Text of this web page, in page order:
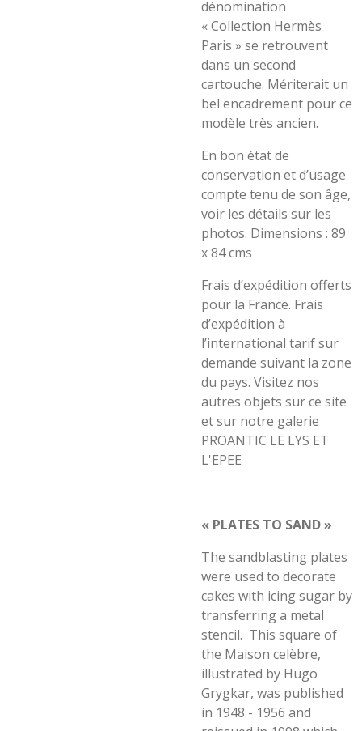
dénomination
« Collection Hermès
Paris » se retrouvent
dans un second
cartouche. Mériterait un
bel encadrement pour ce
modèle très ancien.
En bon état de
conservation et d’usage
compte tenu de son âge,
voir les détails sur les
photos. Dimensions : 89
x 84 cms
Frais d’expédition offerts
pour la France. Frais
d’expédition à
l’international tarif sur
demande suivant la zone
du pays. Visitez nos
autres objets sur ce site
et sur notre galerie
PROANTIC LE LYS ET
L'EPEE
« PLATES TO SAND »
The sandblasting plates
were used to decorate
cakes with icing sugar by
transferring a metal
stencil. This square of
the Maison celèbre,
illustrated by Hugo
Grygkar, was published
in 1948 - 1956 and